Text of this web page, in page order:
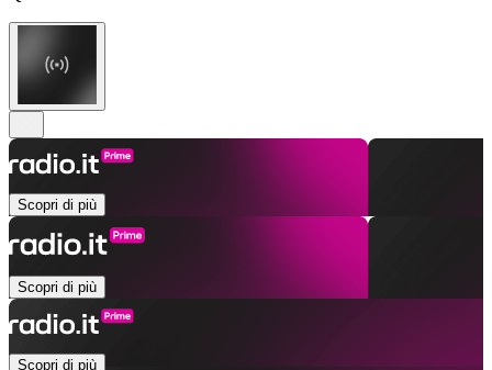
Scopri di più
Scopri di più
Scopri di più